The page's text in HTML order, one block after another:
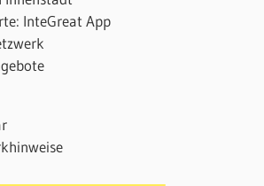
InteGreat App